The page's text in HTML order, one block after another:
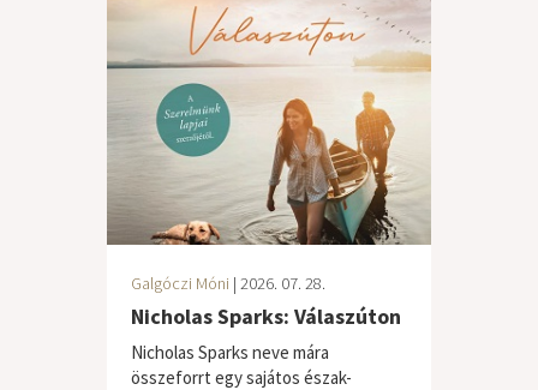
Galgóczi Móni | 2026. 07. 28.
Nicholas Sparks: Válaszúton
Nicholas Sparks neve mára
összeforrt egy sajátos észak-